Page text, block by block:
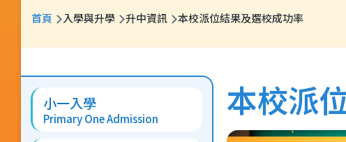
航
結
首頁 入學與升學 升中資訊 本校派位結果及選校成功率
本校派
Main
navigation
小一入學
Primary One Admission